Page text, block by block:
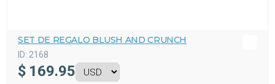
SET DE REGALO BLUSH AND CRUNCH
ID: 2168
$ 169.95